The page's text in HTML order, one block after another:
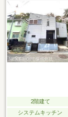
2階建て
システムキッチン